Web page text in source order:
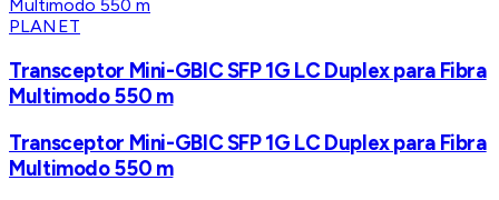
PLANET
Transceptor Mini-GBIC SFP 1G LC Duplex para Fibra
Multimodo 550 m
Transceptor Mini-GBIC SFP 1G LC Duplex para Fibra
Multimodo 550 m